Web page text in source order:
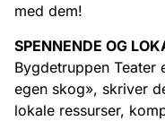
med dem!
SPENNENDE OG
Bygdetruppen Teater
egen skog», skriver
lokale ressurser,